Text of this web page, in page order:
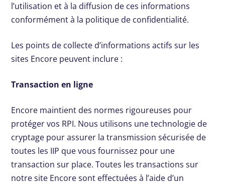
l’utilisation et à la diffusion de ces informations
conformément à la politique de confidentialité.
Les points de collecte d’informations actifs sur les
sites Encore peuvent inclure :
Transaction en ligne
Encore maintient des normes rigoureuses pour
protéger vos RPI. Nous utilisons une technologie de
cryptage pour assurer la transmission sécurisée de
toutes les IIP que vous fournissez pour une
transaction sur place. Toutes les transactions sur
notre site Encore sont effectuées à l’aide d’un